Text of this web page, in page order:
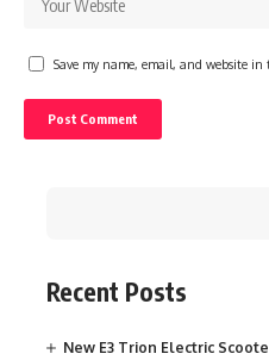
Save my name, email, and website
Recent Posts
New E3 Trion Electric